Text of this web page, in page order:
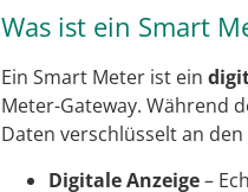
Was ist ein Smart
Ein Smart Meter ist ein
Meter-Gateway. Während
Daten verschlüsselt an
Digitale Anzeige–